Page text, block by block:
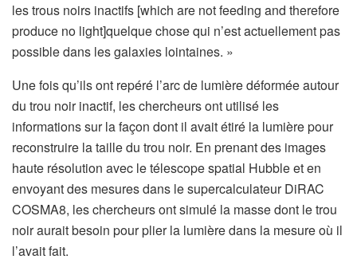
o
u
v
e
d
a
n
s
u
n
n
les trous noirs inactifs [which are not feeding and therefore
produce no light]quelque chose qui n’est actuellement pas
possible dans les galaxies lointaines. »
Une fois qu’ils ont repéré l’arc de lumière déformée autour
du trou noir inactif, les chercheurs ont utilisé les
informations sur la façon dont il avait étiré la lumière pour
reconstruire la taille du trou noir. En prenant des images
haute résolution avec le télescope spatial Hubble et en
envoyant des mesures dans le supercalculateur DiRAC
COSMA8, les chercheurs ont simulé la masse dont le trou
noir aurait besoin pour plier la lumière dans la mesure où il
l’avait fait.